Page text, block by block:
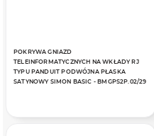
POKRYWA GNIAZD
TELEINFORMATYCZNYCH NA WKŁADY RJ
TYPU PANDUIT PODWÓJNA PŁASKA
SATYNOWY SIMON BASIC - BMGPS2P.02/29